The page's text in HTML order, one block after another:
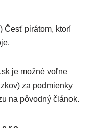
Česť pirátom, ktorí
je možné voľne
za podmienky
na pôvodný článok.